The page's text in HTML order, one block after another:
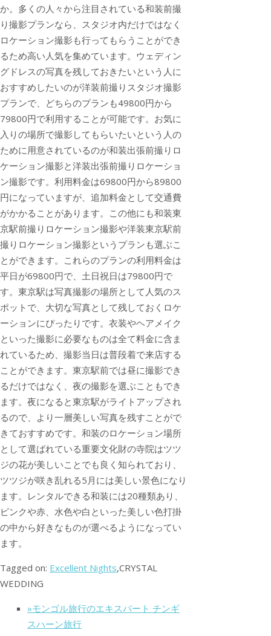
か。多くの人々から注目されている和装前撮
り撮影プランなら、スタジオ内だけではなく
ロケーション撮影も行ってもらうことができ
るため高い人気を集めています。ウェディン
グドレスの写真を残しておきたいという人に
おすすめしたいのが洋装前撮りスタジオ撮影
プランで、どちらのプランも49800円から
79800円で利用することが可能です。お気に
入りの場所で撮影してもらいたいという人の
ために用意されているのが和装出張前撮りロ
ケーション撮影と洋装出張前撮りロケーショ
ン撮影です。利用料金は69800円から89800
円になっていますが、追加料金として交通費
がかかることがあります。この他にも和装東
京駅前撮りロケーション撮影や洋装東京駅前
撮りロケーション撮影というプランも選ぶこ
とができます。これらのプランの利用料金は
平日が69800円で、土日祝日は79800円で
す。東京駅は写真撮影の場所として人気のス
ポットで、大切な写真として残しておくロケ
ーションにぴったりです。衣装やヘアメイク
といった撮影に必要なものは全て料金に含ま
れているため、撮影当日は普段着で来店する
ことができます。東京駅前では昼に撮影でき
るだけではなく、夜の撮影を選ぶこともでき
ます。夜になると東京駅がライトアップされ
るので、より一層美しい写真を残すことがで
きておすすめです。和装のロケーション場所
として選ばれている重要文化財の寺院はツツ
ジの花が美しいことでも良く知られており、
ツツジが咲き乱れる5月には美しい景色になり
ます。レンタルできる和装には20種類あり、
ピンクや赤、水色や白といった美しい色打掛
の中から好きなものが選べるようになってい
ます。
Tagged on: Excellent Nights,CRYSTAL
WEDDING
»モンゴル旅行のエキスパート チンギ
スハーン旅行